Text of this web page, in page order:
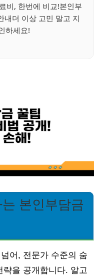
비, 한번에 비교!본인부
내더 이상 고민 말고 지
하세요!
본인부담금
어, 전문가 수준의 숨
을 공개합니다. 알고